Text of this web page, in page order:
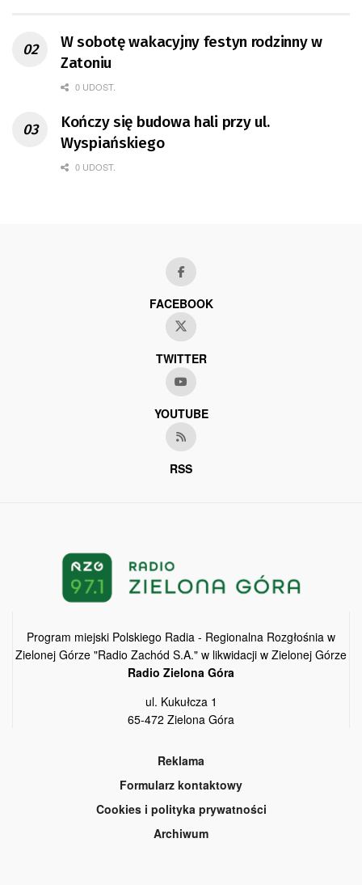
W sobotę wakacyjny festyn rodzinny w
Zatoniu
0 UDOST.
Kończy się budowa hali przy ul.
Wyspiańskiego
0 UDOST.
FACEBOOK
TWITTER
YOUTUBE
RSS
Program miejski Polskiego Radia - Regionalna Rozgłośnia w
Zielonej Górze "Radio Zachód S.A." w likwidacji w Zielonej Górze
Radio Zielona Góra
ul. Kukułcza 1
65-472 Zielona Góra
Reklama
Formularz kontaktowy
Cookies i polityka prywatności
Archiwum